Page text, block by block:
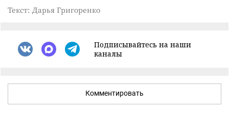
Текст: Дарья Григоренко
Подписывайтесь на наши
каналы
Комментировать